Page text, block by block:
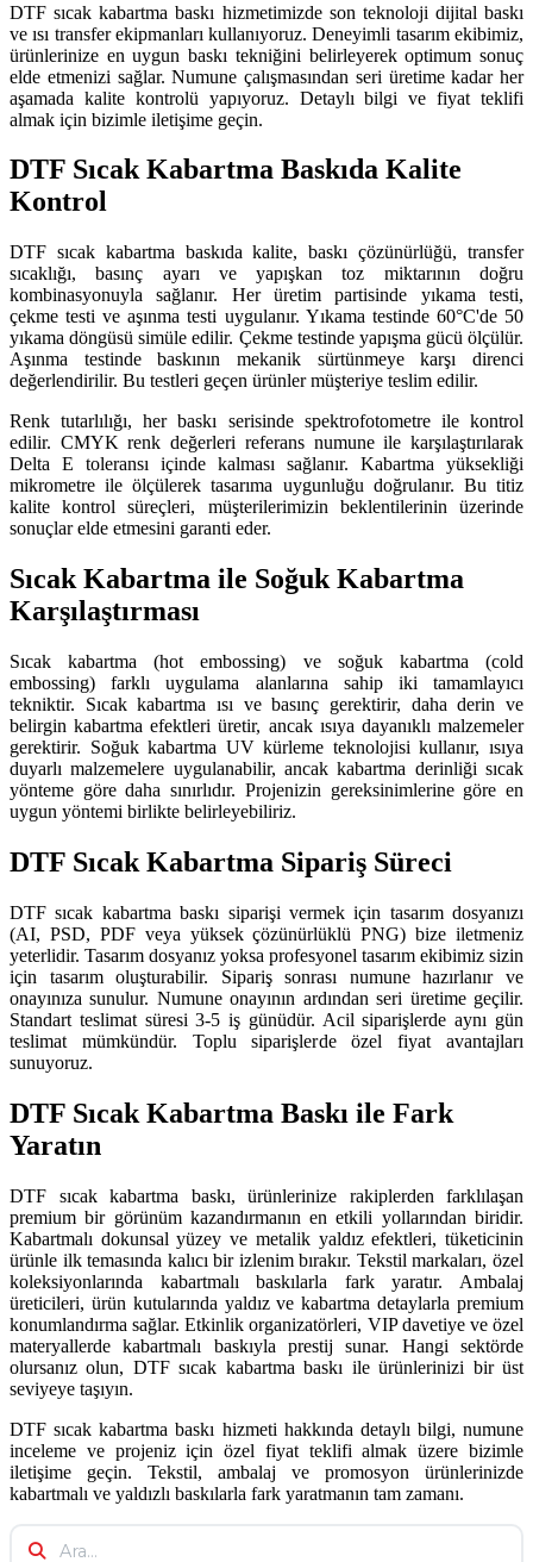
DTF sıcak kabartma baskı hizmetimizde son teknoloji dijital baskı
ve ısı transfer ekipmanları kullanıyoruz. Deneyimli tasarım ekibimiz,
ürünlerinize en uygun baskı tekniğini belirleyerek optimum sonuç
elde etmenizi sağlar. Numune çalışmasından seri üretime kadar her
aşamada kalite kontrolü yapıyoruz. Detaylı bilgi ve fiyat teklifi
almak için bizimle iletişime geçin.
DTF Sıcak Kabartma Baskıda Kalite
Kontrol
DTF sıcak kabartma baskıda kalite, baskı çözünürlüğü, transfer
sıcaklığı, basınç ayarı ve yapışkan toz miktarının doğru
kombinasyonuyla sağlanır. Her üretim partisinde yıkama testi,
çekme testi ve aşınma testi uygulanır. Yıkama testinde 60°C'de 50
yıkama döngüsü simüle edilir. Çekme testinde yapışma gücü ölçülür.
Aşınma testinde baskının mekanik sürtünmeye karşı direnci
değerlendirilir. Bu testleri geçen ürünler müşteriye teslim edilir.
Renk tutarlılığı, her baskı serisinde spektrofotometre ile kontrol
edilir. CMYK renk değerleri referans numune ile karşılaştırılarak
Delta E toleransı içinde kalması sağlanır. Kabartma yüksekliği
mikrometre ile ölçülerek tasarıma uygunluğu doğrulanır. Bu titiz
kalite kontrol süreçleri, müşterilerimizin beklentilerinin üzerinde
sonuçlar elde etmesini garanti eder.
Sıcak Kabartma ile Soğuk Kabartma
Karşılaştırması
Sıcak kabartma (hot embossing) ve soğuk kabartma (cold
embossing) farklı uygulama alanlarına sahip iki tamamlayıcı
tekniktir. Sıcak kabartma ısı ve basınç gerektirir, daha derin ve
belirgin kabartma efektleri üretir, ancak ısıya dayanıklı malzemeler
gerektirir. Soğuk kabartma UV kürleme teknolojisi kullanır, ısıya
duyarlı malzemelere uygulanabilir, ancak kabartma derinliği sıcak
yönteme göre daha sınırlıdır. Projenizin gereksinimlerine göre en
uygun yöntemi birlikte belirleyebiliriz.
DTF Sıcak Kabartma Sipariş Süreci
DTF sıcak kabartma baskı siparişi vermek için tasarım dosyanızı
(AI, PSD, PDF veya yüksek çözünürlüklü PNG) bize iletmeniz
yeterlidir. Tasarım dosyanız yoksa profesyonel tasarım ekibimiz sizin
için tasarım oluşturabilir. Sipariş sonrası numune hazırlanır ve
onayınıza sunulur. Numune onayının ardından seri üretime geçilir.
Standart teslimat süresi 3-5 iş günüdür. Acil siparişlerde aynı gün
teslimat mümkündür. Toplu siparişlerde özel fiyat avantajları
sunuyoruz.
DTF Sıcak Kabartma Baskı ile Fark
Yaratın
DTF sıcak kabartma baskı, ürünlerinize rakiplerden farklılaşan
premium bir görünüm kazandırmanın en etkili yollarından biridir.
Kabartmalı dokunsal yüzey ve metalik yaldız efektleri, tüketicinin
ürünle ilk temasında kalıcı bir izlenim bırakır. Tekstil markaları, özel
koleksiyonlarında kabartmalı baskılarla fark yaratır. Ambalaj
üreticileri, ürün kutularında yaldız ve kabartma detaylarla premium
konumlandırma sağlar. Etkinlik organizatörleri, VIP davetiye ve özel
materyallerde kabartmalı baskıyla prestij sunar. Hangi sektörde
olursanız olun, DTF sıcak kabartma baskı ile ürünlerinizi bir üst
seviyeye taşıyın.
DTF sıcak kabartma baskı hizmeti hakkında detaylı bilgi, numune
inceleme ve projeniz için özel fiyat teklifi almak üzere bizimle
iletişime geçin. Tekstil, ambalaj ve promosyon ürünlerinizde
kabartmalı ve yaldızlı baskılarla fark yaratmanın tam zamanı.